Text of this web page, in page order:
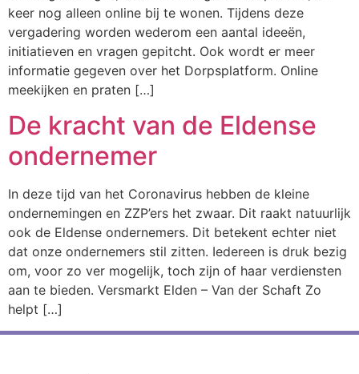
keer nog alleen online bij te wonen. Tijdens deze
vergadering worden wederom een aantal ideeën,
initiatieven en vragen gepitcht. Ook wordt er meer
informatie gegeven over het Dorpsplatform. Online
meekijken en praten […]
De kracht van de Eldense
ondernemer
In deze tijd van het Coronavirus hebben de kleine
ondernemingen en ZZP’ers het zwaar. Dit raakt natuurlijk
ook de Eldense ondernemers. Dit betekent echter niet
dat onze ondernemers stil zitten. Iedereen is druk bezig
om, voor zo ver mogelijk, toch zijn of haar verdiensten
aan te bieden. Versmarkt Elden – Van der Schaft Zo
helpt […]